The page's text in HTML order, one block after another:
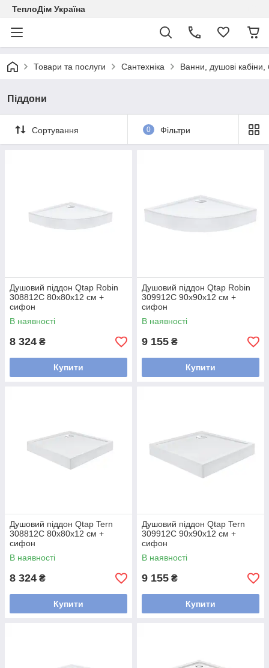
ТеплоДім Україна
Товари та послуги Сантехніка Ванни, душові кабіни,
Піддони
Сортування 0 Фільтри
Душовий піддон Qtap Robin
308812C 80x80x12 см +
сифон
В наявності
8 324 ₴
Купити
Душовий піддон Qtap Robin
309912C 90x90x12 см +
сифон
В наявності
9 155 ₴
Купити
Душовий піддон Qtap Tern
308812C 80x80x12 см +
сифон
В наявності
8 324 ₴
Купити
Душовий піддон Qtap Tern
309912C 90x90x12 см +
сифон
В наявності
9 155 ₴
Купити